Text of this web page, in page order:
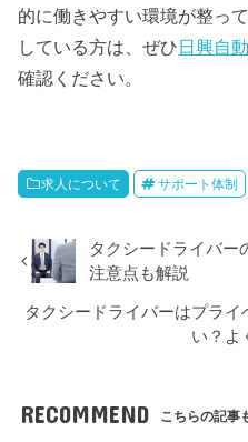
的に働きやすい環境が整っ
している方は、ぜひ日興自
確認ください。
求人について サポート体制
タクシードライバー
注意点も解説
タクシードライバーはプラ
い？よ
RECOMMEND こちらの記事